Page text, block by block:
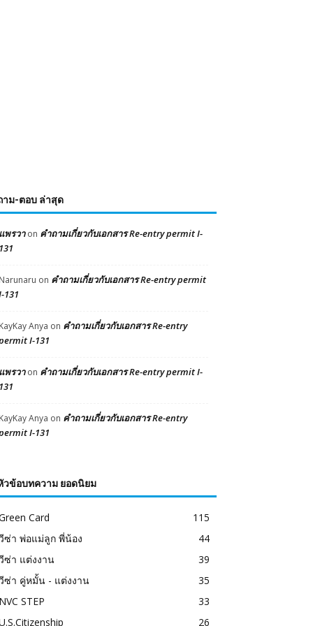
าม-ตอบ ล่าสุด
แพรวาon คำถามเกี่ยวกับเอกสาร Re-entry permit I-
131
Narunaru on คำถามเกี่ยวกับเอกสาร Re-entry permit
131
KayKay Anya on คำถามเกี่ยวกับเอกสาร Re-entry
I-131
แพรวาon คำถามเกี่ยวกับเอกสาร Re-entry permit I-
131
KayKay Anya on คำถามเกี่ยวกับเอกสาร Re-entry
I-131
วข้อบทความ ยอดนิยม
Card
115
ซ่า พ่อแม่ลูก พี่น้อง
44
ซ่า แต่งงาน
39
ซ่า คู่หมั้น - แต่งงาน
35
NVC STEP
33
26